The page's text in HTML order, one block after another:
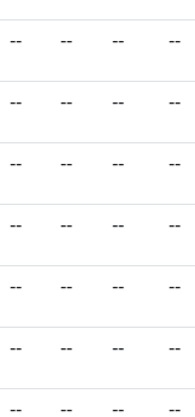
-- -- -- --
-- -- -- --
-- -- -- --
-- -- -- --
-- -- -- --
-- -- -- --
-- -- -- --